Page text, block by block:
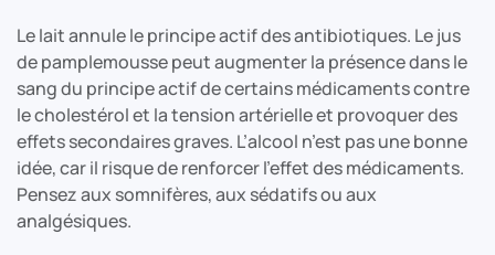
Le lait annule le principe actif des antibiotiques. Le jus
de pamplemousse peut augmenter la présence dans le
sang du principe actif de certains médicaments contre
le cholestérol et la tension artérielle et provoquer des
effets secondaires graves. L’alcool n’est pas une bonne
idée, car il risque de renforcer l’effet des médicaments.
Pensez aux somnifères, aux sédatifs ou aux
analgésiques.